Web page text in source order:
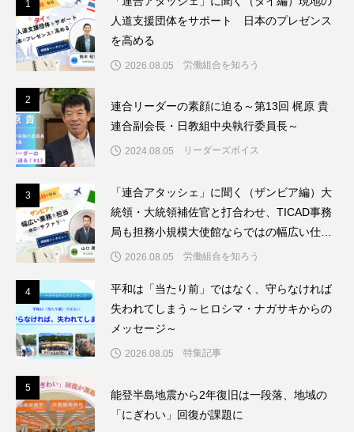
1
人道支援団体をサポート 日本のプレゼンス
を高める
2026.08.05 労働組合を知ろう
2
連合リーダーの素顔に迫る～第13回 梶原 貴
連合副会長・日教組中央執行委員長～
2024.08.05 リーダーズボイス
3
「連合アタッシェ」に聞く（ザンビア編）大
統領・大統領補佐官と打合わせ、TICAD事務
局も担務小規模大使館ならではの幅広い仕事
を経験
2026.08.05 労働組合を知ろう
4
平和は「当たり前」ではなく、守らなければ
失われてしまう～ヒロシマ・ナガサキからの
メッセージ～
2026.08.05 特集記事
5
能登半島地震から2年復旧は一段落、地域の
「にぎわい」回復が課題に